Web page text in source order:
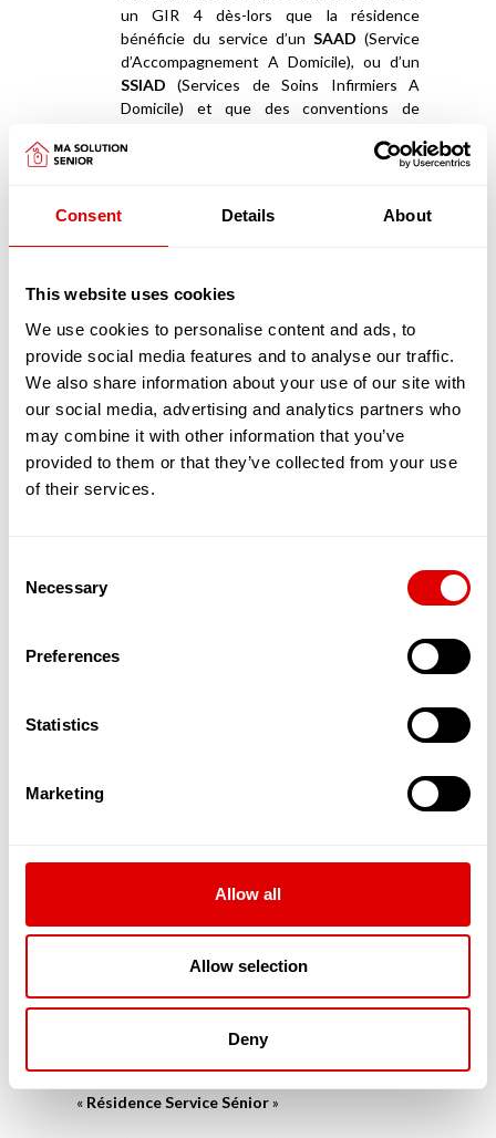
Consent Details About
This website uses cookies
We use cookies to personalise content and ads, to
provide social media features and to analyse our traffic.
We also share information about your use of our site with
our social media, advertising and analytics partners who
may combine it with other information that you’ve
provided to them or that they’ve collected from your use
of their services.
Selection
Necessary
Preferences
Statistics
Marketing
Allow all
Allow selection
Deny
un GIR 4 dès-lors que la résidence
bénéficie du service d’un SAAD (Service
d’Accompagnement A Domicile), ou d’un
SSIAD (Services de Soins Infirmiers A
Domicile) et que des conventions de
EHPAD
coliving
La deuxième catégorie de résidences séniors
maisonnées en coliving
Les logements en coliving proposent un habitat
partagé entre une quinzaine de séniors,
maximum. Tous vivent sous le même toit, en
bénéficiant de chambres et de toilettes privées.
En revanche, le salon, la cuisine et la salle de
L’objectif est de favoriser les interactions, le
soutien et l’entraide entre résidents. Ces
de bénéficier d’un service leur permettant de
maintenir une activité physique, sociale et
Par ailleurs, des services d’aide à domicile dédiés
encadrés par une Maîtresse de Maison in situ,
offrent un suivi qualitatif de l’aide et des soins
Ces appartements accueillent donc des
personnes âgées autonomes dans un cadre
résidences modernes sont connectées aux
Souvent situés en centre-ville, ces appartements
ou maisonnées en coliving sont souvent privés et
ne font pas partie du secteur médico-social.
« Résidence Service Sénior»